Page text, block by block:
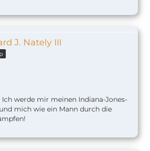
J. Nately III
werde mir meinen Indiana-Jones-
mich wie ein Mann durch die